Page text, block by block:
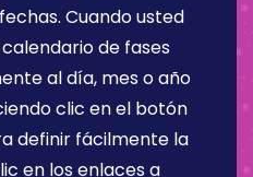
Cuando usted
de fases
al día, mes o año
clic en el botón
definir fácilmente la
en los enlaces a